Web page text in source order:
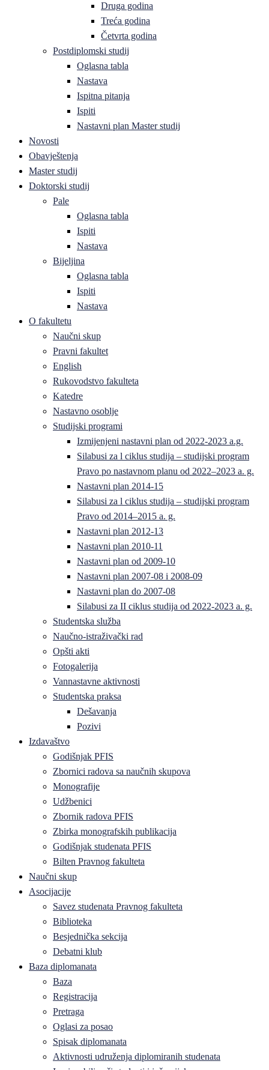
Druga godina
Treća godina
Četvrta godina
Postdiplomski studij
Oglasna tabla
Nastava
Ispitna pitanja
Ispiti
Nastavni plan Master studij
Novosti
Obavještenja
Master studij
Doktorski studij
Pale
Oglasna tabla
Ispiti
Nastava
Bijeljina
Oglasna tabla
Ispiti
Nastava
O fakultetu
Naučni skup
Pravni fakultet
English
Rukovodstvo fakulteta
Katedre
Nastavno osoblje
Studijski programi
Izmijenjeni nastavni plan od 2022-2023 a.g.
Silabusi za l ciklus studija – studijski program
Pravo po nastavnom planu od 2022–2023 a. g.
Nastavni plan 2014-15
Silabusi za l ciklus studija – studijski program
Pravo od 2014–2015 a. g.
Nastavni plan 2012-13
Nastavni plan 2010-11
Nastavni plan od 2009-10
Nastavni plan 2007-08 i 2008-09
Nastavni plan do 2007-08
Silabusi za II ciklus studija od 2022-2023 a. g.
Studentska služba
Naučno-istraživački rad
Opšti akti
Fotogalerija
Vannastavne aktivnosti
Studentska praksa
Dešavanja
Pozivi
Izdavaštvo
Godišnjak PFIS
Zbornici radova sa naučnih skupova
Monografije
Udžbenici
Zbornik radova PFIS
Zbirka monografskih publikacija
Godišnjak studenata PFIS
Bilten Pravnog fakulteta
Naučni skup
Asocijacije
Savez studenata Pravnog fakulteta
Biblioteka
Besjednička sekcija
Debatni klub
Baza diplomanata
Baza
Registracija
Pretraga
Oglasi za posao
Spisak diplomanata
Aktivnosti udruženja diplomiranih studenata